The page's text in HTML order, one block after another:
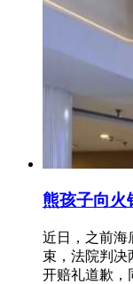
熊孩子向火
近日，之前海
束，法院判决
开赔礼道歉，